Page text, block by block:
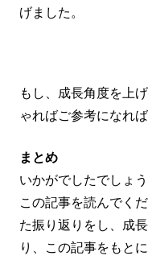
げました。
もし、成長角度を上
ゃればご参考になれば
まとめ
いかがでしたでしょう
この記事を読んでく
た振り返りをし、成
り、この記事をもと